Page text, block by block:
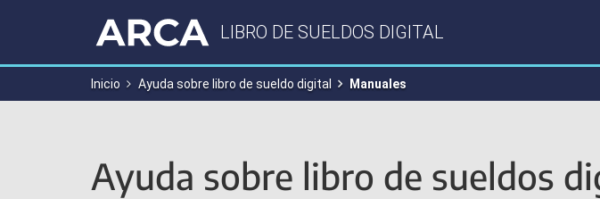
LIBRO DE SUELDOS DIGITAL
Inicio Ayuda sobre libro de sueldo digital Manuales
Ayuda sobre libro de sueldos